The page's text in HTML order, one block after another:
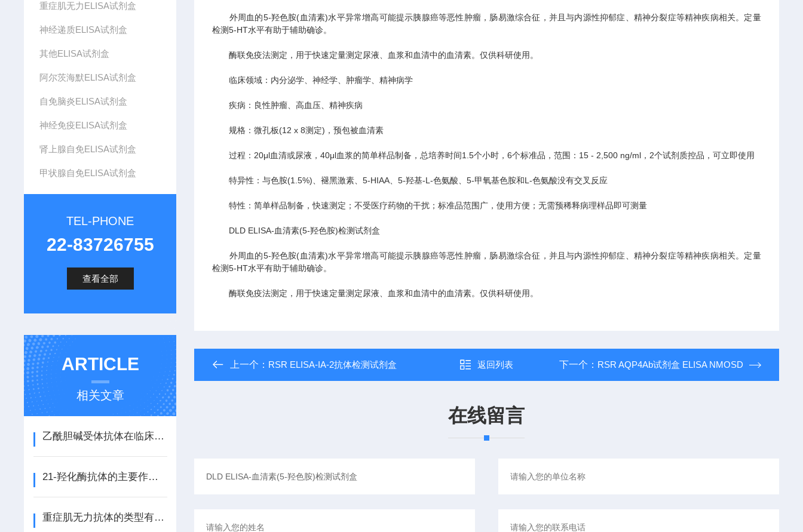
重症肌无力ELISA试剂盒
神经递质ELISA试剂盒
其他ELISA试剂盒
阿尔茨海默ELISA试剂盒
自免脑炎ELISA试剂盒
神经免疫ELISA试剂盒
肾上腺自免ELISA试剂盒
甲状腺自免ELISA试剂盒
TEL-PHONE
22-83726755
查看全部
ARTICLE
相关文章
乙酰胆碱受体抗体在临床诊断中具有重要价值
21-羟化酶抗体的主要作用是什么？
重症肌无力抗体的类型有哪些？
外周血的5-羟色胺(血清素)水平异常增高可能提示胰腺癌等恶性肿瘤，肠易激综合征，并且与内源性抑郁症、精神分裂症等精神疾病相关。定量
检测5-HT水平有助于辅助确诊。
酶联免疫法测定，用于快速定量测定尿液、血浆和血清中的血清素。仅供科研使用。
临床领域：内分泌学、神经学、肿瘤学、精神病学
疾病：良性肿瘤、高血压、精神疾病
规格：微孔板(12 x 8测定)，预包被血清素
过程：20μl血清或尿液，40μl血浆的简单样品制备，总培养时间1.5个小时，6个标准品，范围：15 - 2,500 ng/ml，2个试剂质控品，可立即使用
特异性：与色胺(1.5%)、褪黑激素、5-HIAA、5-羟基-L-色氨酸、5-甲氧基色胺和L-色氨酸没有交叉反应
特性：简单样品制备，快速测定；不受医疗药物的干扰；标准品范围广，使用方便；无需预稀释病理样品即可测量
DLD ELISA-血清素(5-羟色胺)检测试剂盒
外周血的5-羟色胺(血清素)水平异常增高可能提示胰腺癌等恶性肿瘤，肠易激综合征，并且与内源性抑郁症、精神分裂症等精神疾病相关。定量
检测5-HT水平有助于辅助确诊。
酶联免疫法测定，用于快速定量测定尿液、血浆和血清中的血清素。仅供科研使用。
上一个： RSR ELISA-IA-2抗体检测试剂盒 返回列表 下一个： RSR AQP4Ab试剂盒 ELISA NMOSD
在线留言